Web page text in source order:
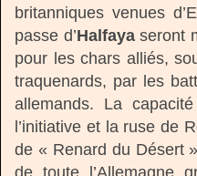
britanniques venues
passe d’Halfayaseront
pour les chars alliés,
traquenards, par les
allemands. La
l’initiative et la ruse de
de « Renard du Désert
de toute l’Allemagne